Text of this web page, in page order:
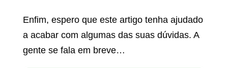
Enfim, espero que este artigo tenha ajudado
a acabar com algumas das suas dúvidas. A
gente se fala em breve…